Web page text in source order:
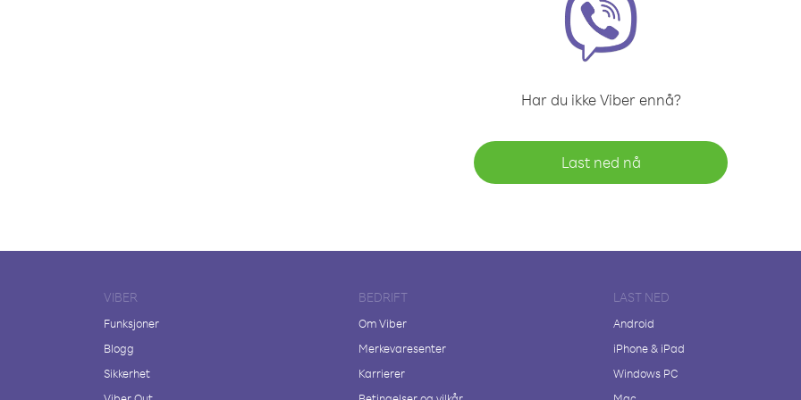
Har du ikke Viber ennå?
Last ned nå
VIBER
Funksjoner
Blogg
Sikkerhet
BEDRIFT
Om Viber
Merkevaresenter
Karrierer
LAST NED
Android
iPhone & iPad
Windows PC